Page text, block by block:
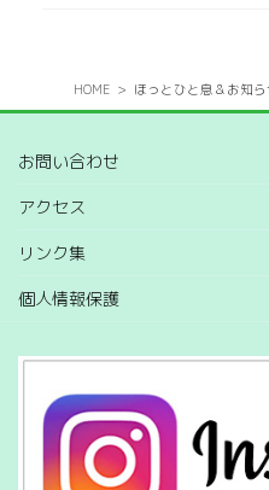
HOME ほっとひと息＆お知ら
お問い合わせ
アクセス
リンク集
個人情報保護